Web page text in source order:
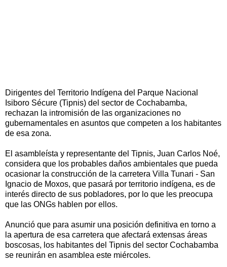
Dirigentes del Territorio Indígena del Parque Nacional
Isiboro Sécure (Tipnis) del sector de Cochabamba,
rechazan la intromisión de las organizaciones no
gubernamentales en asuntos que competen a los habitantes
de esa zona.
El asambleísta y representante del Tipnis, Juan Carlos Noé,
considera que los probables daños ambientales que pueda
ocasionar la construcción de la carretera Villa Tunari - San
Ignacio de Moxos, que pasará por territorio indígena, es de
interés directo de sus pobladores, por lo que les preocupa
que las ONGs hablen por ellos.
Anunció que para asumir una posición definitiva en torno a
la apertura de esa carretera que afectará extensas áreas
boscosas, los habitantes del Tipnis del sector Cochabamba
se reunirán en asamblea este miércoles.